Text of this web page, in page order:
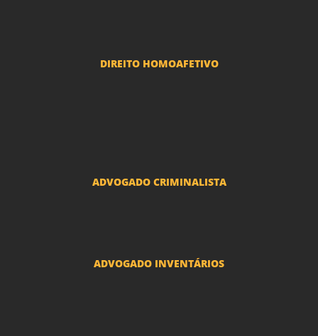
DIREITO HOMOAFETIVO
ADVOGADO CRIMINALISTA
ADVOGADO INVENTÁRIOS